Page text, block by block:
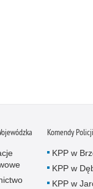
Komendy Policji
KPP w
KPP w
KPP w